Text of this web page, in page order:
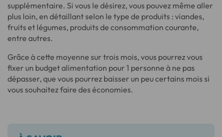
supplémentaire. Si vous le désirez, vous pouvez même aller
plus loin, en détaillant selon le type de produits : viandes,
fruits et légumes, produits de consommation courante,
entre autres.
Grâce à cette moyenne sur trois mois, vous pourrez vous
fixer un budget alimentation pour 1 personne à ne pas
dépasser, que vous pourrez baisser un peu certains mois si
vous souhaitez faire des économies.